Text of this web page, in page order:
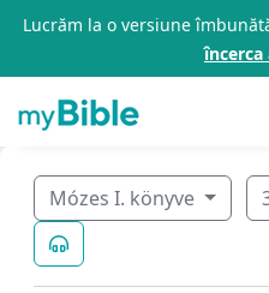
Lucrăm la o versiune
Mózes I. könyve